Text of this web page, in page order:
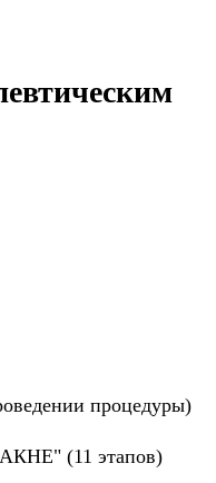
процедуры)
(11 этапов)